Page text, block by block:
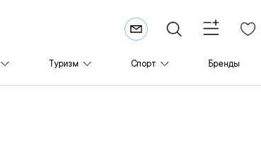
Туризм Спорт Бренды